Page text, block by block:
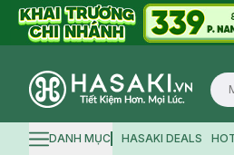
Logo
Hamburger icon
DANH MỤC HASAKI DEALS